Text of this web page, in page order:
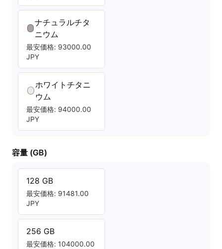
ナチュラルチタ
ニウム
最安価格: 93000.00
JPY
ホワイトチタニ
ウム
最安価格: 94000.00
JPY
容量 (GB)
128 GB
最安価格: 91481.00
JPY
256 GB
最安価格: 104000.00